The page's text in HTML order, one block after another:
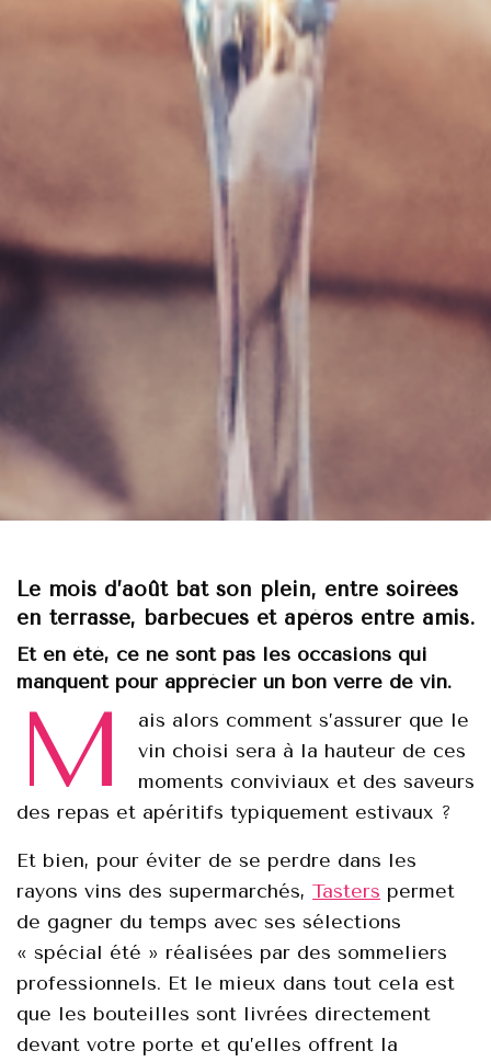
Le mois d’août bat son plein, entre soirées
en terrasse, barbecues et apéros entre amis.
Et en été, ce ne sont pas les occasions qui
manquent pour apprécier un bon verre de vin.
M
ais alors comment s’assurer que le
vin choisi sera à la hauteur de ces
moments conviviaux et des saveurs
des repas et apéritifs typiquement estivaux ?
Et bien, pour éviter de se perdre dans les
rayons vins des supermarchés,Tasters permet
de gagner du temps avec ses sélections
« spécial été » réalisées par des sommeliers
professionnels. Et le mieux dans tout cela est
que les bouteilles sont livrées directement
devant votre porte et qu’elles offrent la